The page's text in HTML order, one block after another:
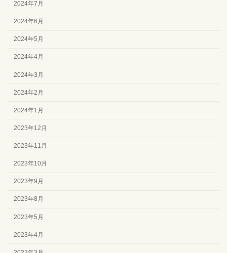
2024年7月
2024年6月
2024年5月
2024年4月
2024年3月
2024年2月
2024年1月
2023年12月
2023年11月
2023年10月
2023年9月
2023年8月
2023年5月
2023年4月